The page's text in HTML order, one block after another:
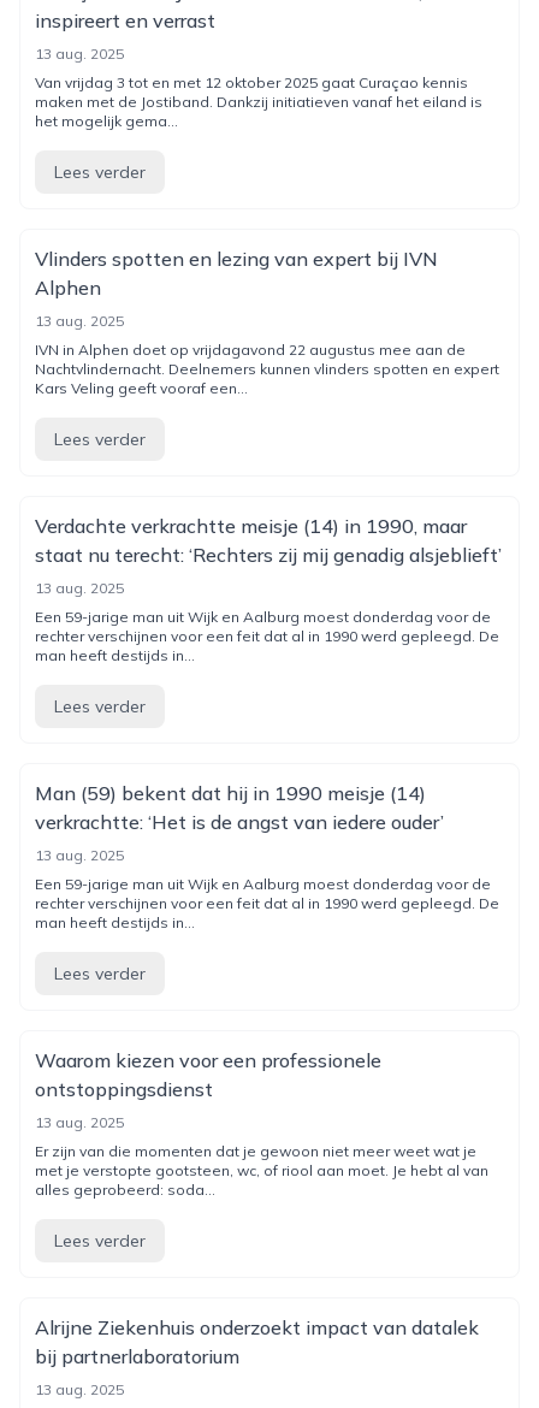
inspireert en verrast
13 aug. 2025
Van vrijdag 3 tot en met 12 oktober 2025 gaat Curaçao kennis
maken met de Jostiband. Dankzij initiatieven vanaf het eiland is
het mogelijk gema...
Lees verder
Vlinders spotten en lezing van expert bij IVN
Alphen
13 aug. 2025
IVN in Alphen doet op vrijdagavond 22 augustus mee aan de
Nachtvlindernacht. Deelnemers kunnen vlinders spotten en expert
Kars Veling geeft vooraf een...
Lees verder
Verdachte verkrachtte meisje (14) in 1990, maar
staat nu terecht: ‘Rechters zij mij genadig alsjeblieft’
13 aug. 2025
Een 59-jarige man uit Wijk en Aalburg moest donderdag voor de
rechter verschijnen voor een feit dat al in 1990 werd gepleegd. De
man heeft destijds in...
Lees verder
Man (59) bekent dat hij in 1990 meisje (14)
verkrachtte: ‘Het is de angst van iedere ouder’
13 aug. 2025
Een 59-jarige man uit Wijk en Aalburg moest donderdag voor de
rechter verschijnen voor een feit dat al in 1990 werd gepleegd. De
man heeft destijds in...
Lees verder
Waarom kiezen voor een professionele
ontstoppingsdienst
13 aug. 2025
Er zijn van die momenten dat je gewoon niet meer weet wat je
met je verstopte gootsteen, wc, of riool aan moet. Je hebt al van
alles geprobeerd: soda...
Lees verder
Alrijne Ziekenhuis onderzoekt impact van datalek
bij partnerlaboratorium
13 aug. 2025